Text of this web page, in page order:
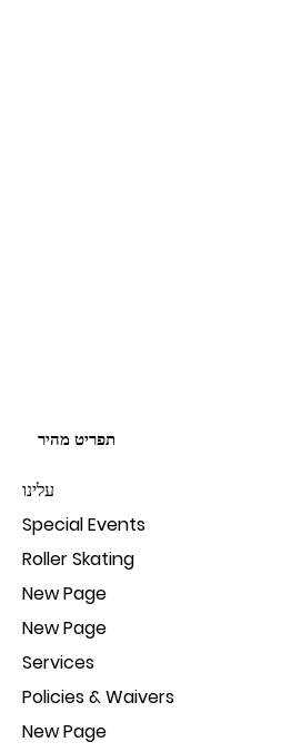
תפריט מהיר
עלינו
Special Events
Roller Skating
New Page
New Page
Services
Policies & Waivers
New Page